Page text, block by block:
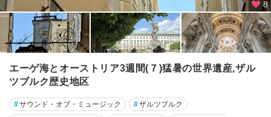
シ
ュ
ト
ゥ
バ
イ
ー
8
エーゲ海とオーストリア3週間(７)猛暑の世界遺産,ザル
ツブルク歴史地区
#サウンド・オブ・ミュージック #ザルツブルク